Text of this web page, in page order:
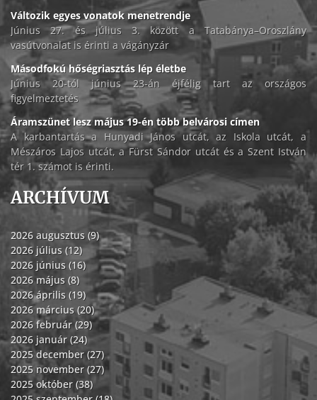
Változik egyes vonatok menetrendje
Június 27. és július 3. között a Tatabánya–Oroszlány
vasútvonalat is érinti a vágányzár
Másodfokú hőségriasztás lép életbe
Június 20-tól június 23-án éjfélig tart az országos
figyelmeztetés
Áramszünet lesz május 19-én több belvárosi címen
A karbantartás a Hunyadi János utcát, az Iskola utcát, a
Mészáros Lajos utcát, a Fürst Sándor utcát és a Szent István
tér 1. számot is érinti.
ARCHÍVUM
2026 augusztus (9)
2026 július (12)
2026 június (16)
2026 május (8)
2026 április (19)
2026 március (20)
2026 február (29)
2026 január (24)
2025 december (27)
2025 november (27)
2025 október (38)